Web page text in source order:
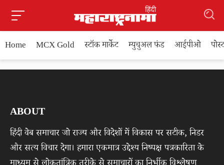
Home MCX Gold स्टॉक मार्केट म्युचुअल फंड आईपीओ
ABOUT
हिंदी वेब समाचार जो राज्य और विदेशों में विकास पर सटीक, निडर
और सत्य विचार देगा। हमारा एकमात्र उद्देश्य निष्पक्ष पत्रकारिता के